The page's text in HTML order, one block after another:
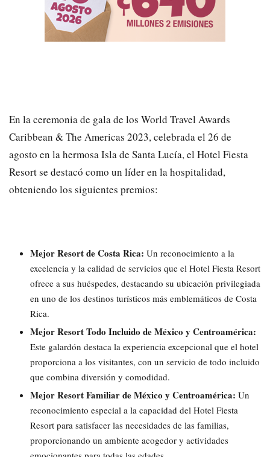
En la ceremonia de gala de los World Travel Awards
Caribbean & The Americas 2023, celebrada el 26 de
agosto en la hermosa Isla de Santa Lucía, el Hotel Fiesta
Resort se destacó como un líder en la hospitalidad,
obteniendo los siguientes premios:
Mejor Resort de Costa Rica: Un reconocimiento a la
excelencia y la calidad de servicios que el Hotel Fiesta Resort
ofrece a sus huéspedes, destacando su ubicación privilegiada
en uno de los destinos turísticos más emblemáticos de Costa
Rica.
Mejor Resort Todo Incluido de México y Centroamérica:
Este galardón destaca la experiencia excepcional que el hotel
proporciona a los visitantes, con un servicio de todo incluido
que combina diversión y comodidad.
Mejor Resort Familiar de México y Centroamérica: Un
reconocimiento especial a la capacidad del Hotel Fiesta
Resort para satisfacer las necesidades de las familias,
proporcionando un ambiente acogedor y actividades